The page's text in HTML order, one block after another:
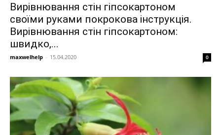
Вирівнювання стін гіпсокартоном
своїми руками покрокова інструкція.
Вирівнювання стін гіпсокартоном:
швидко,...
maxwelhelp - 15.04.2020 0